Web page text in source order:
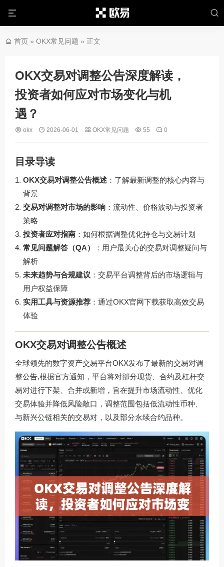
首页 » OKX常见问题 » 正文
OKX交易对调整公告深度解读，
投资者如何应对市场变化与机
遇？
okx 2026-06-01 OKX常见问题 55 0
目录导读
OKX交易对调整公告概述 ：了解最新调整的核心内容与
背景
交易对调整对市场的影响 ：流动性、价格波动与投资者
策略
投资者应对指南 ：如何根据调整优化持仓与交易计划
常见问题解答（QA）
：用户最关心的交易对调整疑问与
解析
未来趋势与合规建议 ：交易平台调整背后的市场逻辑与
用户权益保障
实用工具与资源推荐 ：通过OKX官网下载获取高效交易
体验
OKX交易对调整公告概述
全球领先的数字资产交易平台OKX发布了最新的交易对调
整公告,根据官方通知，平台将对部分现货、合约及杠杆交
易对进行下架、合并或新增，旨在提升市场流动性、优化
交易体验并降低风险敞口，调整范围包括低流动性币种、
与新兴公链相关的交易对，以及部分永续合约品种。